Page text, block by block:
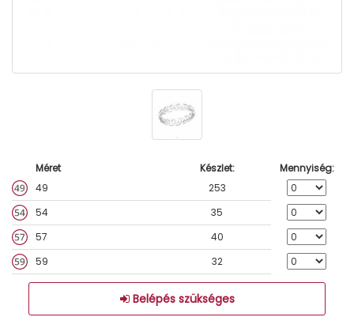
Méret Készlet:
Mennyiség:
49
253
54
35
57
40
59
32
Belépés szükséges